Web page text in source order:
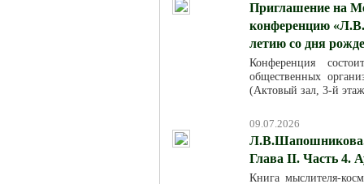
Приглашение на
конференцию
летию со дня
Конференция
общественных
(Актовый зал, 3-й
09.07.2026
Л.В.Шапошникова.
Глава II. Часть 4.
Книга мыслителя-